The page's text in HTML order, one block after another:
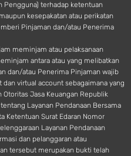
Pengguna) terhadap ketentuan
kesepakatan atau perikatan
Pinjaman dan/atau Penerima
meminjam atau pelaksanaan
antara atau yang melibatkan
dan/atau Penerima Pinjaman wajib
virtual account sebagaimana yang
Jasa Keuangan Republik
Layanan Pendanaan Bersama
Ketentuan Surat Edaran Nomor
Layanan Pendanaan
dan pelanggaran atau
tersebut merupakan bukti telah